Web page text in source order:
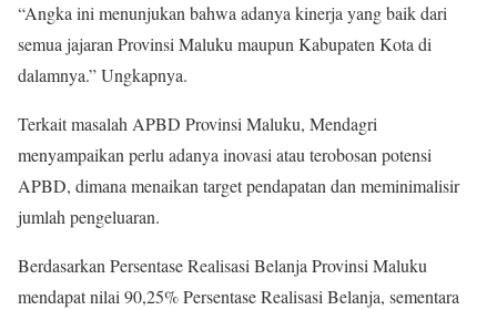
“Angka ini menunjukan bahwa adanya kinerja yang baik dari
semua jajaran Provinsi Maluku maupun Kabupaten Kota di
dalamnya.” Ungkapnya.
Terkait masalah APBD Provinsi Maluku, Mendagri
menyampaikan perlu adanya inovasi atau terobosan potensi
APBD, dimana menaikan target pendapatan dan meminimalisir
jumlah pengeluaran.
Berdasarkan Persentase Realisasi Belanja Provinsi Maluku
mendapat nilai 90,25% Persentase Realisasi Belanja, sementara